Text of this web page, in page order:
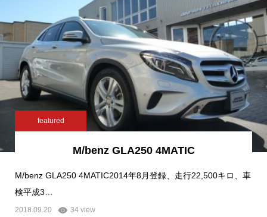
featured
M/benz GLA250 4MATIC
M/benz GLA250 4MATIC2014年8月登録、走行22,500キロ、車
検平成3…
2018.09.20 34 view